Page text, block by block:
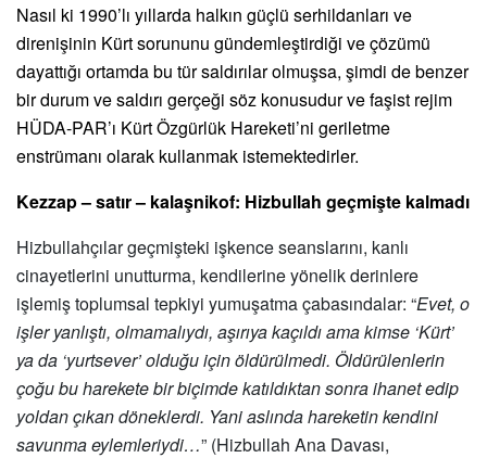
Nasıl ki 1990’lı yıllarda halkın güçlü serhildanları ve
direnişinin Kürt sorununu gündemleştirdiği ve çözümü
dayattığı ortamda bu tür saldırılar olmuşsa, şimdi de benzer
bir durum ve saldırı gerçeği söz konusudur ve faşist rejim
HÜDA-PAR’ı Kürt Özgürlük Hareketi’ni geriletme
enstrümanı olarak kullanmak istemektedirler.
Kezzap– satır – kalaşnikof: Hizbullah geçmişte kalmadı
Hizbullahçılar geçmişteki işkence seanslarını, kanlı
cinayetlerini unutturma, kendilerine yönelik derinlere
işlemiş toplumsal tepkiyi yumuşatma çabasındalar: “Evet, o
işler yanlıştı, olmamalıydı, aşırıya kaçıldı ama kimse ‘Kürt’
ya da ‘yurtsever’olduğu içinöldürülmedi. Öldürülenlerin
çoğu bu harekete bir biçimde katıldıktan sonra ihanet edip
yoldan çıkan döneklerdi. Yani aslında hareketin kendini
savunma eylemleriydi…” (Hizbullah Ana Davası,